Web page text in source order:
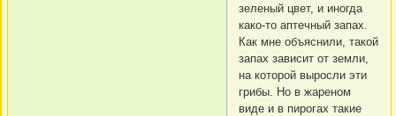
зеленый цвет, и иногда
како-то аптечный запах.
Как мне объяснили, такой
запах зависит от земли,
на которой выросли эти
грибы. Но в жареном
виде и в пирогах такие